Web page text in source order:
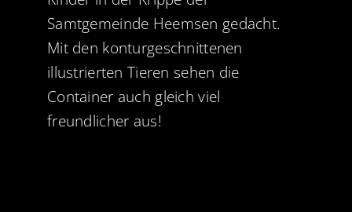
Samtgemeinde Heemsen gedacht.
Mit den konturgeschnittenen
illustrierten Tieren sehen die
Container auch gleich viel
freundlicher aus!